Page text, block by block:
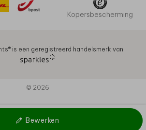
Bewerken
Kopersbescherming
is een geregistreerd handelsmerk van
© 2026